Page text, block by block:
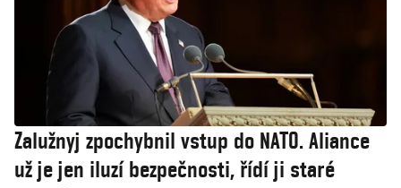
Zalužnyj zpochybnil vstup do NATO. Aliance
už je jen iluzí bezpečnosti, řídí ji staré